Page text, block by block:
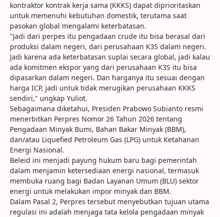
kontraktor kontrak kerja sama (KKKS) dapat diprioritaskan
untuk memenuhi kebutuhan domestik, terutama saat
pasokan global mengalami keterbatasan.
"Jadi dari perpes itu pengadaan crude itu bisa berasal dari
produksi dalam negeri, dari perusahaan K3S dalam negeri.
Jadi karena ada keterbatasan suplai secara global, jadi kalau
ada komitmen ekspor yang dari perusahaan K3S itu bisa
dipasarkan dalam negeri. Dan harganya itu sesuai dengan
harga ICP, jadi untuk tidak merugikan perusahaan KKKS
sendiri," ungkap Yuliot.
Sebagaimana diketahui, Presiden Prabowo Subianto resmi
menerbitkan Perpres Nomor 26 Tahun 2026 tentang
Pengadaan Minyak Bumi, Bahan Bakar Minyak (BBM),
dan/atau Liquefied Petroleum Gas (LPG) untuk Ketahanan
Energi Nasional.
Beleid ini menjadi payung hukum baru bagi pemerintah
dalam menjamin ketersediaan energi nasional, termasuk
membuka ruang bagi Badan Layanan Umum (BLU) sektor
energi untuk melakukan impor minyak dan BBM.
Dalam Pasal 2, Perpres tersebut menyebutkan tujuan utama
regulasi ini adalah menjaga tata kelola pengadaan minyak